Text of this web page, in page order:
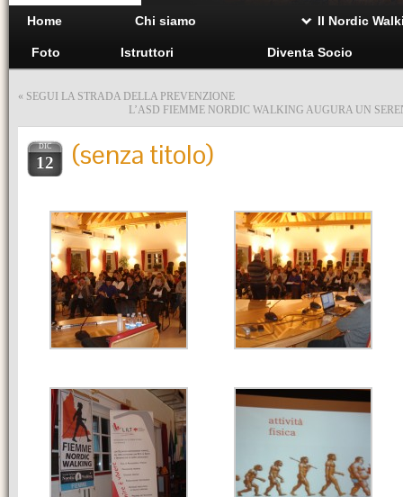
Home Chi siamo Il Nordic
Foto Istruttori Diventa Socio
« SEGUI LA STRADA DELLA PREVENZIONE
L’ASD FIEMME NORDIC WALKING AUGURA UN
DIC
12 (senza titolo)